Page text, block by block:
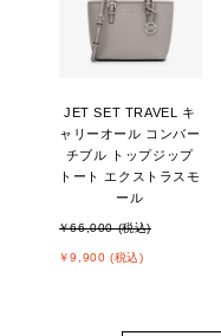
JET SET TRAVEL キ
ャリーオール コンバー
チブル トップジップ
トート エクストラスモ
ール
￥66,000 (税込)
￥9,900 (税込)